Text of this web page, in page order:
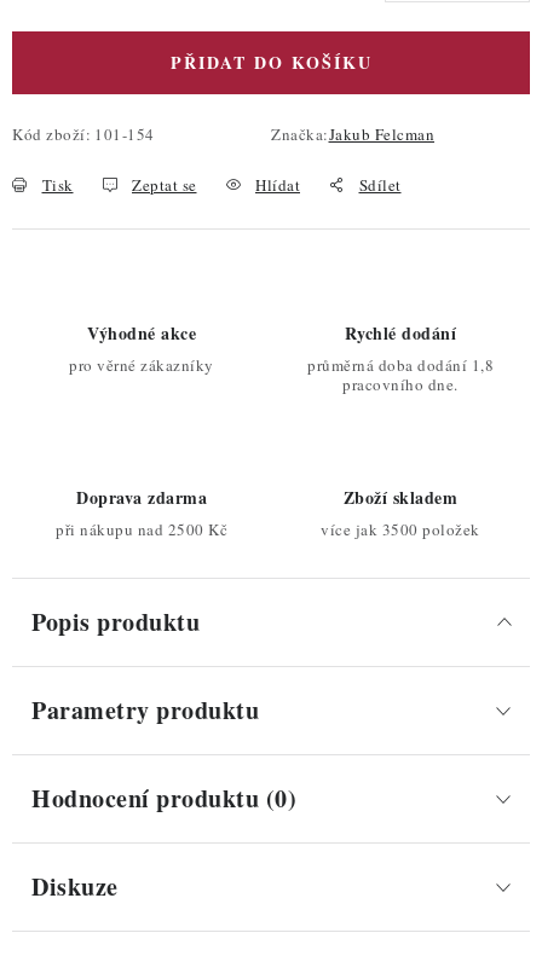
PŘIDAT DO KOŠÍKU
Kód zboží: 101-154 Značka:Jakub Felcman
Tisk Zeptat se Hlídat Sdílet
Výhodné akce
pro věrné zákazníky
Rychlé dodání
průměrná doba dodání 1,8
pracovního dne.
Doprava zdarma
při nákupu nad 2500 Kč
Zboží skladem
více jak 3500 položek
Popis produktu
Parametry produktu
Hodnocení produktu (0)
Diskuze